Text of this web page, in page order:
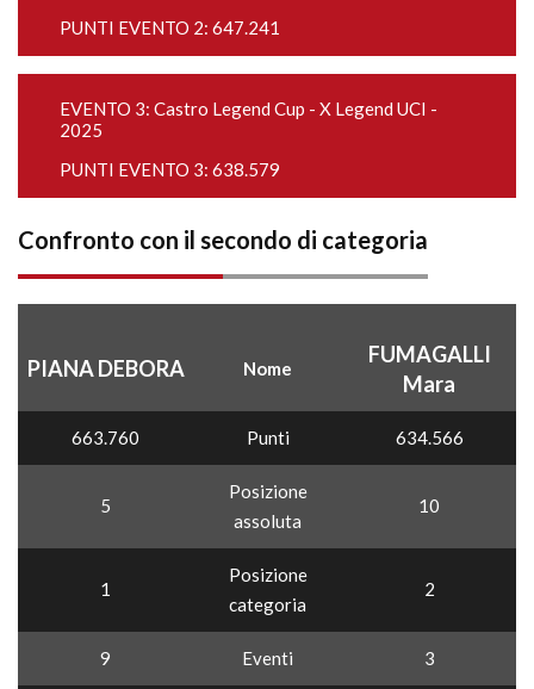
PUNTI EVENTO 2: 647.241
EVENTO 3: Castro Legend Cup - X Legend UCI -
2025
PUNTI EVENTO 3: 638.579
Confronto con il secondo di categoria
PIANA DEBORA Nome
FUMAGALLI
Mara
663.760 Punti 634.566
5
Posizione
assoluta
10
1
Posizione
categoria
2
9 Eventi 3